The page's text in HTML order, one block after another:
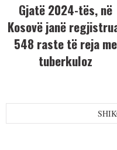
Gjatë 2024-tës, në
Kosovë janë
548 raste të reja me
tuberkuloz